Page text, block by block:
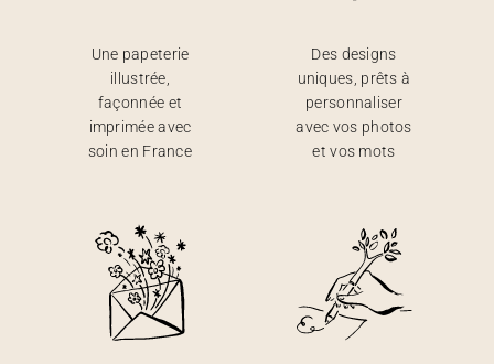
Une papeterie
illustrée,
façonnée et
imprimée avec
soin en France
Des designs
uniques, prêts à
personnaliser
avec vos photos
et vos mots